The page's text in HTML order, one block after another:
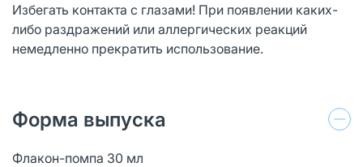
Избегать контакта с глазами! При появлении каких-
либо раздражений или аллергических реакций
немедленно прекратить использование.
Форма выпуска
Флакон-помпа 30 мл